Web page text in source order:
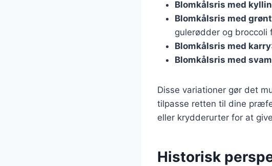
Blomkålsris med
Blomkålsris med
gulerødder og
Blomkålsris med karry
Blomkålsris med
Disse variationer gør det
tilpasse retten til dine
eller krydderurter for at
Historisk